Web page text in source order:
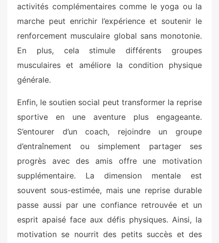
activités complémentaires comme le yoga ou la
marche peut enrichir l’expérience et soutenir le
renforcement musculaire global sans monotonie.
En plus, cela stimule différents groupes
musculaires et améliore la condition physique
générale.
Enfin, le soutien social peut transformer la reprise
sportive en une aventure plus engageante.
S’entourer d’un coach, rejoindre un groupe
d’entraînement ou simplement partager ses
progrès avec des amis offre une motivation
supplémentaire. La dimension mentale est
souvent sous-estimée, mais une reprise durable
passe aussi par une confiance retrouvée et un
esprit apaisé face aux défis physiques. Ainsi, la
motivation se nourrit des petits succès et des